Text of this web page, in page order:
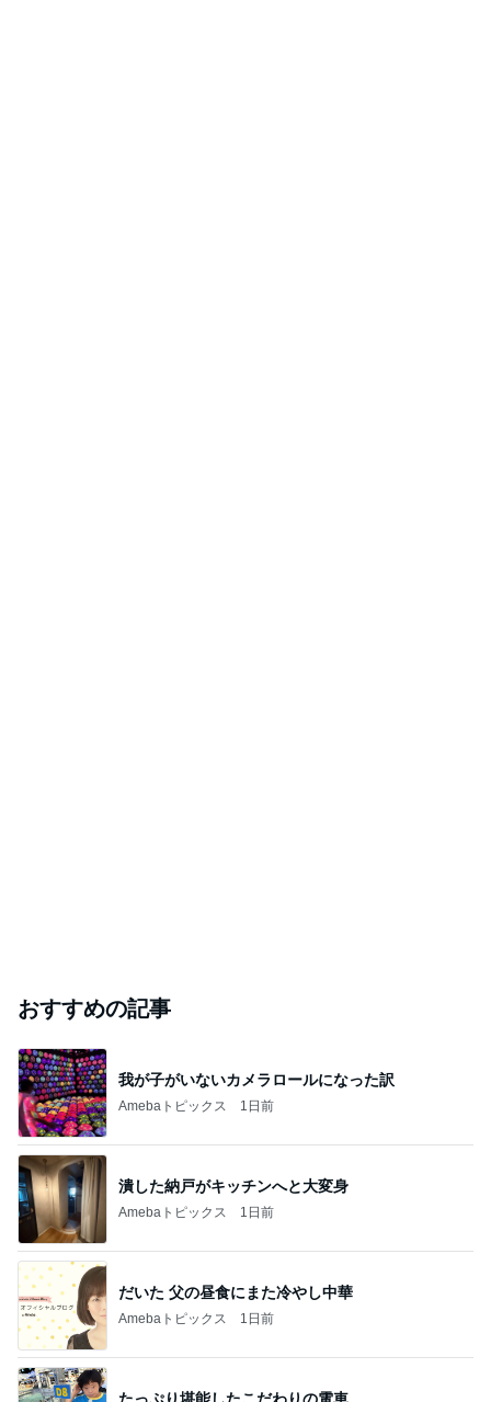
おすすめの記事
我が子がいないカメラロールになった訳
Amebaトピックス 1日前
潰した納戸がキッチンへと大変身
Amebaトピックス 1日前
だいた 父の昼食にまた冷やし中華
Amebaトピックス 1日前
たっぷり堪能したこだわりの電車